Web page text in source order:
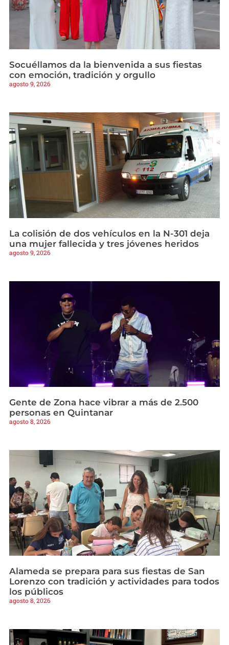
Socuéllamos da la bienvenida a sus fiestas
con emoción, tradición y orgullo
agosto 9, 2026
La colisión de dos vehículos en la N-301 deja
una mujer fallecida y tres jóvenes heridos
agosto 9, 2026
Gente de Zona hace vibrar a más de 2.500
personas en Quintanar
agosto 8, 2026
Alameda se prepara para sus fiestas de San
Lorenzo con tradición y actividades para todos
los públicos
agosto 8, 2026